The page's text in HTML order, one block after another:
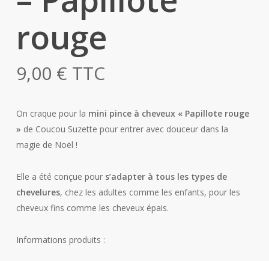
rouge
9,00 € TTC
On craque pour la mini pince à cheveux « Papillote rouge
» de Coucou Suzette pour entrer avec douceur dans la
magie de Noël !
Elle a été conçue pour s’adapter à tous les types de
chevelures, chez les adultes comme les enfants, pour les
cheveux fins comme les cheveux épais.
Informations produits :